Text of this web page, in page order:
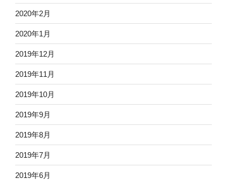
2020年2月
2020年1月
2019年12月
2019年11月
2019年10月
2019年9月
2019年8月
2019年7月
2019年6月